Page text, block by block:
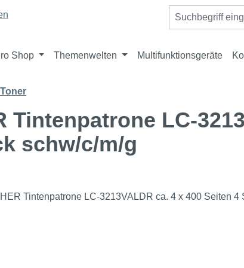
Shop Themenwelten Multifunktionsgeräte
Tintenpatrone LC-
schw/c/m/g